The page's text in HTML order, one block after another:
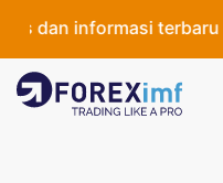
dan informasi terbaru di